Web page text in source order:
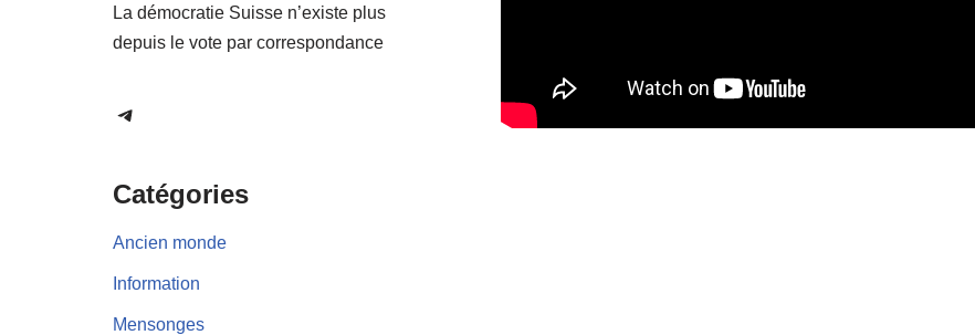
La démocratie Suisse n’existe plus
depuis le vote par correspondance
Catégories
Ancien monde
Information
Mensonges